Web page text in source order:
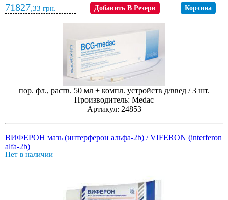
71827,33 грн. Добавить В Резерв Корзина
пор. фл., раств. 50 мл + компл. устройств д/введ / 3 шт.
Производитель: Medac
Артикул: 24853
ВИФЕРОН мазь (интерферон альфа-2b) / VIFERON (interferon
alfa-2b)
Нет в наличии